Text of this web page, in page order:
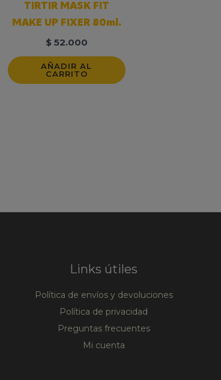
TIRTIR MASK FIT
MAKE UP FIXER 80ml.
$52.000
AÑADIR AL
CARRITO
Links útiles
Política de envíos y devoluciones
Política de privacidad
Preguntas frecuentes
Mi cuenta